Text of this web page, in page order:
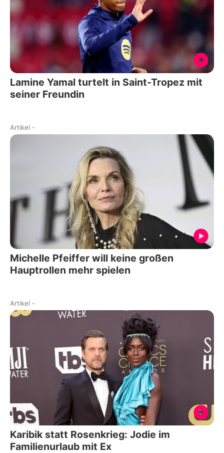
Lamine Yamal turtelt in Saint-Tropez mit
seiner Freundin
Artikel -
Michelle Pfeiffer will keine großen
Hauptrollen mehr spielen
Artikel -
Karibik statt Rosenkrieg: Jodie im
Familienurlaub mit Ex